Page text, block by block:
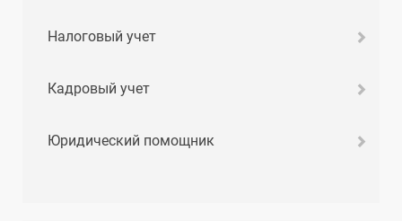
Налоговый учет
Кадровый учет
Юридический помощник